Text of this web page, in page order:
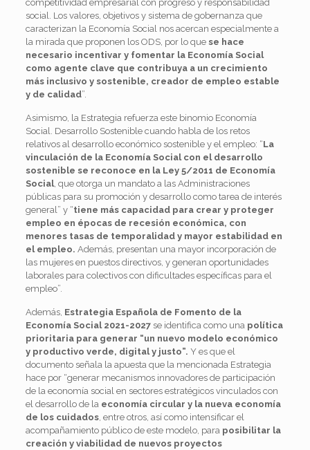
competitividad empresarial con progreso y responsabilidad
social. Los valores, objetivos y sistema de gobernanza que
caracterizan la Economía Social nos acercan especialmente a
la mirada que proponen los ODS, por lo que se hace
necesario incentivar y fomentar la Economía Social
como agente clave que contribuya a un crecimiento
más inclusivo y sostenible, creador de empleo estable
y de calidad”.
Asimismo, la Estrategia refuerza este binomio Economía
Social. Desarrollo Sostenible cuando habla de los retos
relativos al desarrollo económico sostenible y el empleo: “La
vinculación de la Economía Social con el desarrollo
sostenible se reconoce en la Ley 5/2011 de Economía
Social, que otorga un mandato a las Administraciones
públicas para su promoción y desarrollo como tarea de interés
general” y “tiene más capacidad para crear y proteger
empleo en épocas de recesión económica, con
menores tasas de temporalidad y mayor estabilidad en
el empleo. Además, presentan una mayor incorporación de
las mujeres en puestos directivos, y generan oportunidades
laborales para colectivos con dificultades específicas para el
empleo”.
Además, Estrategia Española de Fomento de la
Economía Social 2021-2027se identifica como una política
prioritaria para generar “un nuevo modelo económico
y productivo verde, digital y justo”. Y es que el
documento señala la apuesta que la mencionada Estrategia
hace por “generar mecanismos innovadores de participación
de la economía social en sectores estratégicos vinculados con
el desarrollo de la economía circular y la nueva economía
de los cuidados, entre otros, así como intensificar el
acompañamiento público de este modelo, para posibilitar la
creación y viabilidad de nuevos proyectos